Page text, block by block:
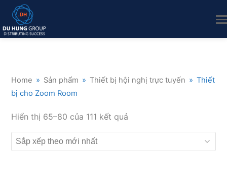
Home » Sản phẩm » Thiết bị hội nghị trực tuyến » Thiết
bị cho Zoom Room
Hiển thị 65–80 của 111 kết quả
sắp
xếp